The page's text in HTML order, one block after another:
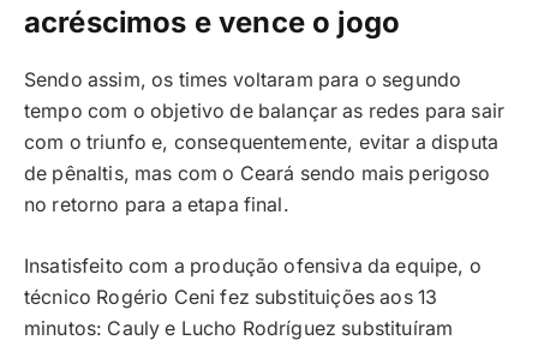
acréscimos e vence o jogo
Sendo assim, os times voltaram para o segundo
tempo com o objetivo de balançar as redes para sair
com o triunfo e, consequentemente, evitar a disputa
de pênaltis, mas com o Ceará sendo mais perigoso
no retorno para a etapa final.
Insatisfeito com a produção ofensiva da equipe, o
técnico Rogério Ceni fez substituições aos 13
minutos: Cauly e Lucho Rodríguez substituíram